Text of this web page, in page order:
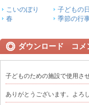
こいのぼり 子どもの日
春
季節の行
ダウンロード コメ
子どものための施設で使用さ
ありがとうございます。よろ